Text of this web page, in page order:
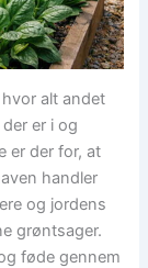
alt andet
er i og
er der for, at
handler
og jordens
grøntsager.
føde gennem